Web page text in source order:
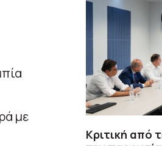
με
Κριτική από